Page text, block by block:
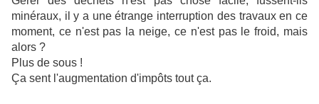
minéraux, il y a une étrange interruption des travaux en ce
moment, ce n'est pas la neige, ce n'est pas le froid, mais
alors ?
Plus de sous !
Ça sent l'augmentation d'impôts tout ça.